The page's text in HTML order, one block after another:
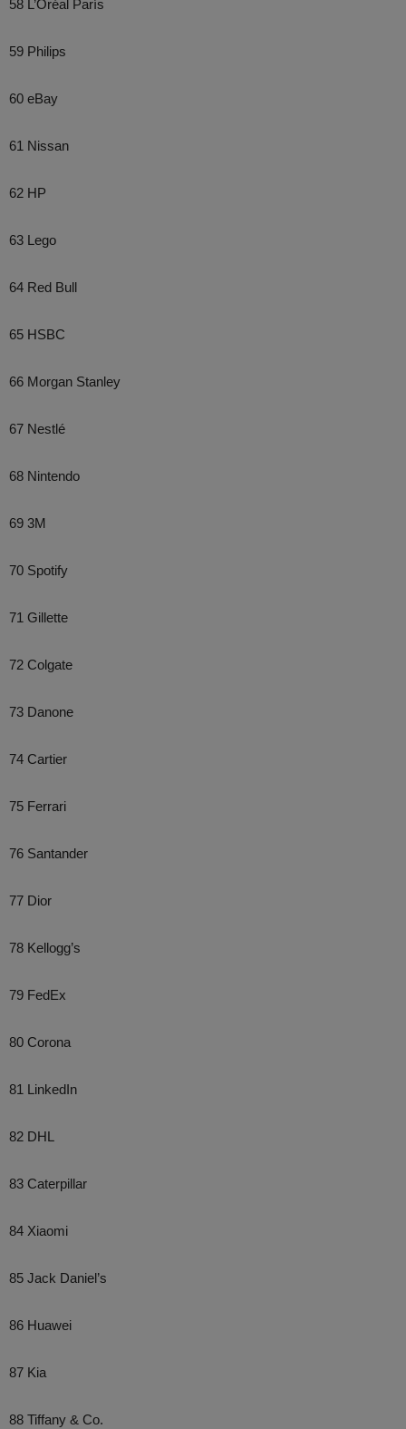
58 L’Oréal París
59 Philips
60 eBay
61 Nissan
62 HP
63 Lego
64 Red Bull
65 HSBC
66 Morgan Stanley
67 Nestlé
68 Nintendo
69 3M
70 Spotify
71 Gillette
72 Colgate
73 Danone
74 Cartier
75 Ferrari
76 Santander
77 Dior
78 Kellogg’s
79 FedEx
80 Corona
81 LinkedIn
82 DHL
83 Caterpillar
84 Xiaomi
85 Jack Daniel’s
86 Huawei
87 Kia
88 Tiffany & Co.